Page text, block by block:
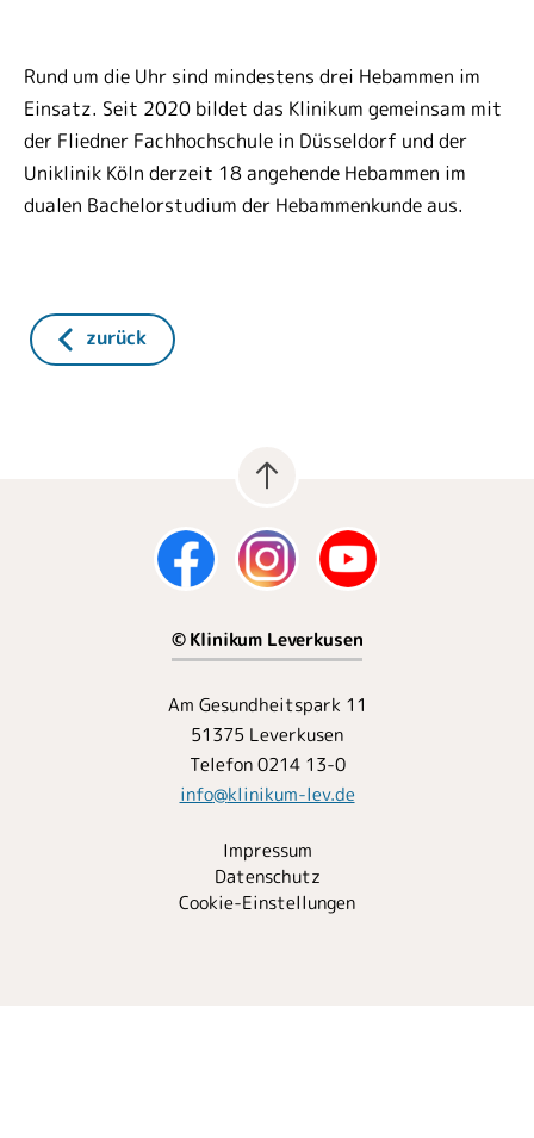
Rund um die Uhr sind mindestens drei Hebammen im
Einsatz. Seit 2020 bildet das Klinikum gemeinsam mit
der Fliedner Fachhochschule in Düsseldorf und der
Uniklinik Köln derzeit 18 angehende Hebammen im
dualen Bachelorstudium der Hebammenkunde aus.
zurück
© Klinikum Leverkusen
Am Gesundheitspark 11
51375 Leverkusen
Telefon 0214 13-0
info@klinikum-lev.de
Impressum
Datenschutz
Cookie-Einstellungen